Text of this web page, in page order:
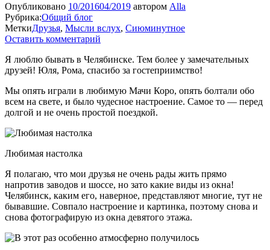
Опубликовано 10/201604/2019 автором Alla
Рубрика:Общий блог
МеткиДрузья, Мысли вслух, Сиюминутное
Оставить комментарий
Я люблю бывать в Челябинске. Тем более у замечательных
друзей! Юля, Рома, спасибо за гостеприимство!
Мы опять играли в любимую Мачи Коро, опять болтали обо
всем на свете, и было чудесное настроение. Самое то — перед
долгой и не очень простой поездкой.
Любимая настолка
Я полагаю, что мои друзья не очень рады жить прямо
напротив заводов и шоссе, но зато какие виды из окна!
Челябинск, каким его, наверное, представляют многие, тут не
бывавшие. Совпало настроение и картинка, поэтому снова и
снова фотографирую из окна девятого этажа.